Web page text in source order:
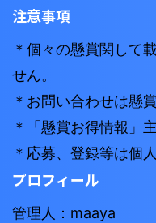
注意事項
＊個々の懸賞関して
せん。
＊お問い合わせは懸
＊「懸賞お得情報」
＊応募、登録等は個
プロフィール
管理人：maaya